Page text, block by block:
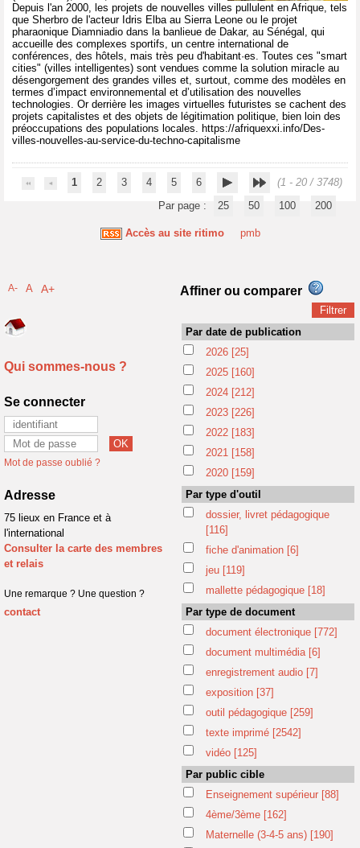
Depuis l'an 2000, les projets de nouvelles villes pullulent en Afrique, tels
que Sherbro de l'acteur Idris Elba au Sierra Leone ou le projet
pharaonique Diamniadio dans la banlieue de Dakar, au Sénégal, qui
accueille des complexes sportifs, un centre international de
conférences, des hôtels, mais très peu d'habitant·es. Toutes ces "smart
cities" (villes intelligentes) sont vendues comme la solution miracle au
désengorgement des grandes villes et, surtout, comme des modèles en
termes d’impact environnemental et d’utilisation des nouvelles
technologies. Or derrière les images virtuelles futuristes se cachent des
projets capitalistes et des objets de légitimation politique, bien loin des
préoccupations des populations locales. https://afriquexxi.info/Des-
villes-nouvelles-au-service-du-techno-capitalisme
1 2 3 4 5 6
(1 - 20 / 3748)
Par page :
25 50 100 200
Accès au site ritimo pmb
A- A A+
Qui sommes-nous ?
Se connecter
Mot de passe oublié ?
Adresse
75 lieux en France et à
l'international
Consulter la carte des membres
et relais
Une remarque ? Une question ?
contact
Affiner ou comparer
Par date de publication
2026 [25]
2025 [160]
2024 [212]
2023 [226]
2022 [183]
2021 [158]
2020 [159]
Par type d'outil
dossier, livret pédagogique
[116]
fiche d'animation [6]
jeu [119]
mallette pédagogique [18]
Par type de document
document électronique [772]
document multimédia [6]
enregistrement audio [7]
exposition [37]
outil pédagogique [259]
texte imprimé [2542]
vidéo [125]
Par public cible
Enseignement supérieur [88]
4ème/3ème [162]
Maternelle (3-4-5 ans) [190]